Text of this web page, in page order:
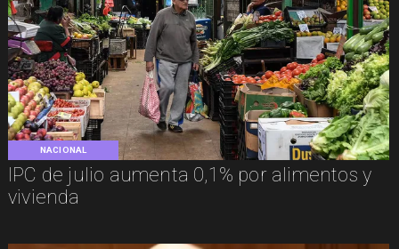
NACIONAL
IPC de julio aumenta 0,1% por alimentos y
vivienda